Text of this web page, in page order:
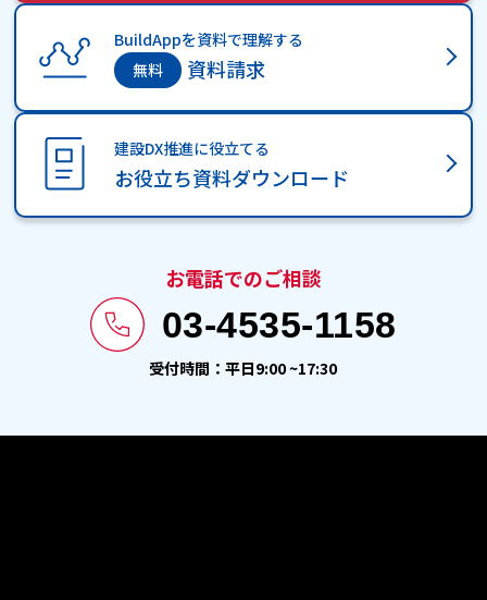
資料請求
BuildAppを資料で理解する
お役立ち資料ダウンロード
建設DX推進に役立てる
お電話でのご相談
03-4535-1158
受付時間：平日9:00 ~17:30